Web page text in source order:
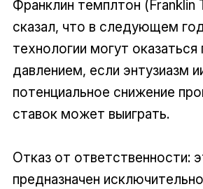
Франклин темплтон (Franklin
сказал, что в следующем
технологии могут оказаться
давлением, если энтузиазм
потенциальное снижение
ставок может выиграть.
Отказ от ответственности:
предназначен